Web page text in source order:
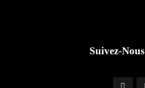
Suivez-Nous